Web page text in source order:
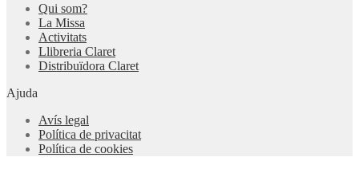
Qui som?
La Missa
Activitats
Llibreria Claret
Distribuïdora Claret
Ajuda
Avís legal
Política de privacitat
Política de cookies